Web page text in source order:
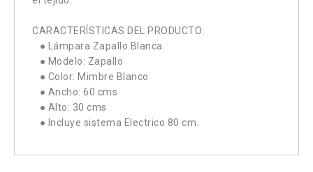
CARACTERÍSTICAS DEL PRODUCTO:
● Lámpara Zapallo Blanca.
● Modelo: Zapallo
● Color: Mimbre Blanco
● Ancho: 60 cms
● Alto: 30 cms
● Incluye sistema Electrico 80 cm.